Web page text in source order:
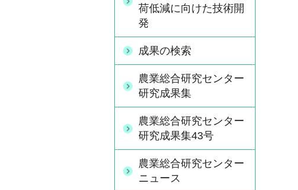
荷低減に向けた技術開
発
成果の検索
農業総合研究センター
研究成果集
農業総合研究センター
研究成果集43号
農業総合研究センター
ニュース